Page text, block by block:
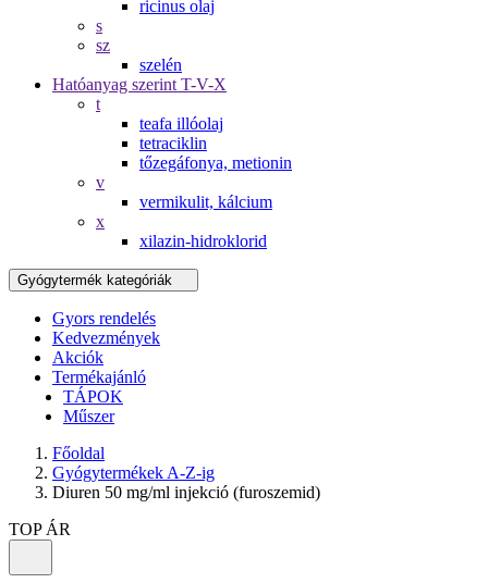
ricinus olaj
s
sz
szelén
Hatóanyag szerint T-V-X
t
teafa illóolaj
tetraciklin
tőzegáfonya, metionin
v
vermikulit, kálcium
x
xilazin-hidroklorid
Gyógytermék kategóriák
Gyors rendelés
Kedvezmények
Akciók
Termékajánló
TÁPOK
Műszer
Főoldal
Gyógytermékek A-Z-ig
Diuren 50 mg/ml injekció (furoszemid)
TOP ÁR